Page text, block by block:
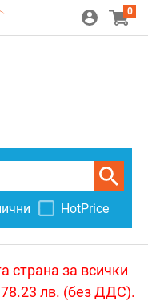
0
HotPrice
страна за всички
лв. (без ДДС).